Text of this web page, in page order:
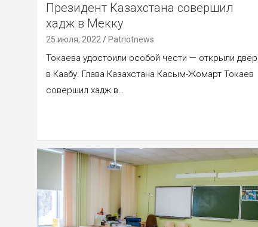
Президент Казахстана совершил
хадж в Мекку
25 июля, 2022 Patriotnews
Токаева удостоили особой чести — открыли
в Каабу. Глава Казахстана Касым-Жомарт Токаев
совершил хадж в…